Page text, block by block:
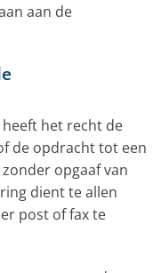
aan de
het recht de
de opdracht tot een
opgaaf van
dient te allen
post of fax te